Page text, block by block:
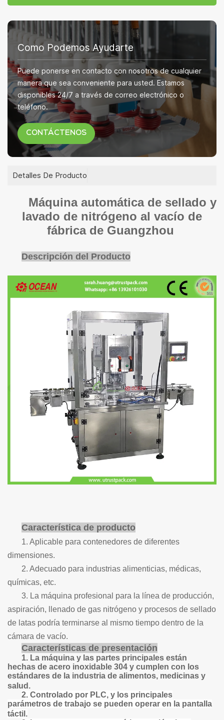
Como Podemos Ayudarte
Puede ponerse en contacto con nosotros de cualquier
manera que sea conveniente para usted. Estamos
disponibles 24/7 a través de correo electrónico o
teléfono.
CONTÁCTENOS
Detalles De Producto
Máquina automática de sellado y
lavado de nitrógeno al vacío de
fábrica de Guangzhou
Descripción del Producto
Característica de producto
1. Aplicable para contenedores de diferentes
dimensiones.
2. Adecuado para industrias alimenticias, médicas,
químicas, etc.
3. La máquina profesional para la línea de producción,
aspiración, llenado de gas nitrógeno y procesos de sellado
de latas podría terminarse al mismo tiempo dentro de la
cámara de vacío.
Características de presentación
1. La máquina y las partes principales están
hechas de acero inoxidable 304 y cumplen con los
estándares de la industria de alimentos, medicinas y
salud.
2. Controlado por PLC, y los principales
parámetros de trabajo se pueden operar en la pantalla
táctil.